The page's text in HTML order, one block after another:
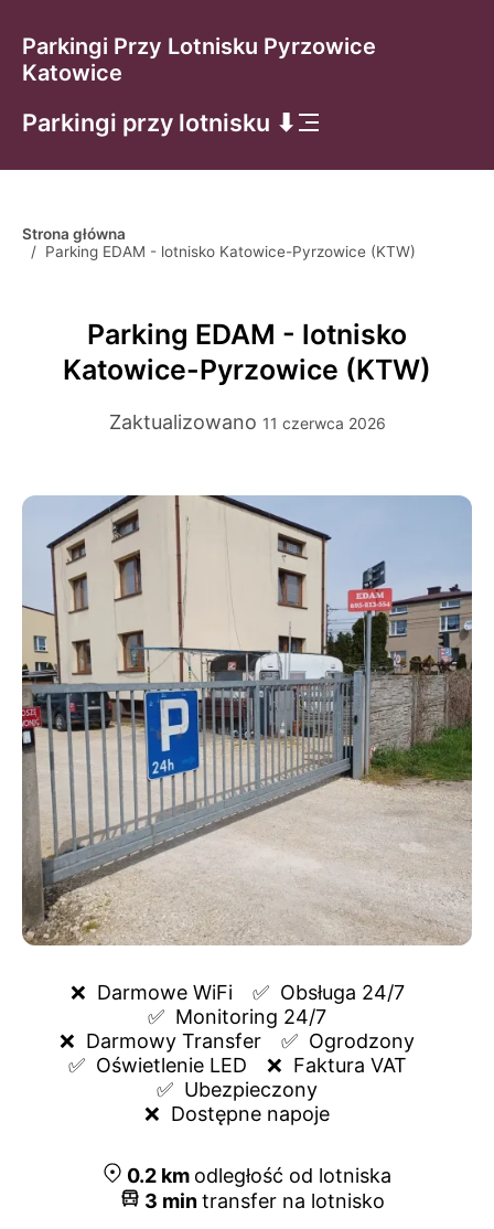
Parkingi Przy Lotnisku Pyrzowice
Katowice
Parkingi przy lotnisku ⬇
Strona główna
/ Parking EDAM - lotnisko Katowice-Pyrzowice (KTW)
Parking EDAM - lotnisko
Katowice-Pyrzowice (KTW)
Zaktualizowano 11 czerwca 2026
❌ Darmowe WiFi ✅ Obsługa 24/7
✅ Monitoring 24/7
❌ Darmowy Transfer ✅ Ogrodzony
✅ Oświetlenie LED ❌ Faktura VAT
✅ Ubezpieczony
❌ Dostępne napoje
0.2 km odległość od lotniska
3 mintransfer na lotnisko